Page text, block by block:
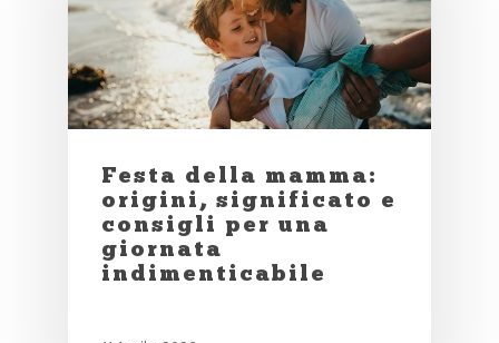
Festa della mamma:
origini, significato e
consigli per una
giornata
indimenticabile